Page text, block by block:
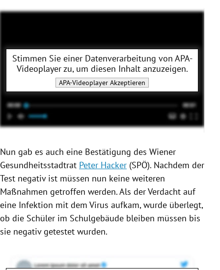
Stimmen Sie einer Datenverarbeitung von APA-
Videoplayerzu, um diesen Inhalt anzuzeigen.
APA-Videoplayer Akzeptieren
Nun gab es auch eine Bestätigung des Wiener
Gesundheitsstadtrat Peter Hacker (SPÖ). Nachdem der
Test negativ ist müssen nun keine weiteren
Maßnahmen getroffen werden. Als der Verdacht auf
eine Infektion mit dem Virus aufkam, wurde überlegt,
ob die Schüler im Schulgebäude bleiben müssen bis
sie negativ getestet wurden.